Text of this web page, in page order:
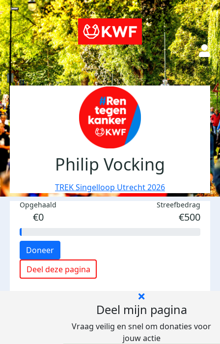
Philip Vocking
TREK Singelloop Utrecht 2026
Opgehaald
€0
Streefbedrag
€500
Doneer
Deel deze pagina
Deel mijn pagina
Vraag veilig en snel om donaties voor
jouw actie